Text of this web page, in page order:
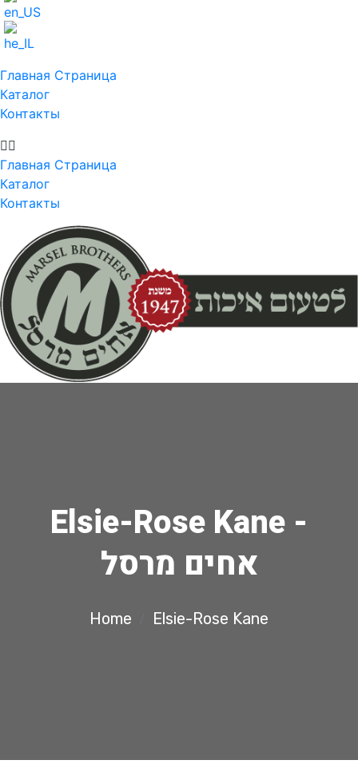
Главная Страница
Каталог
Контакты
Главная Страница
Каталог
Контакты
Elsie-Rose Kane -
אחים מרסל
Home Elsie-Rose Kane